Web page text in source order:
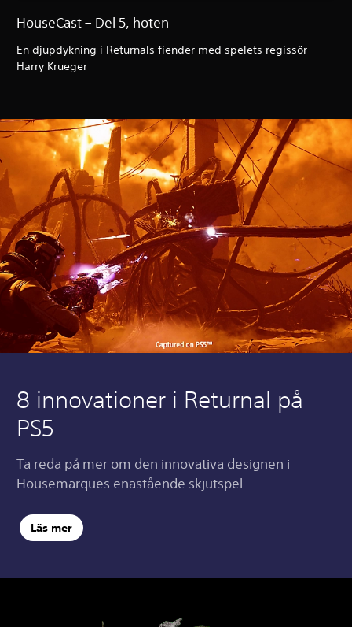
HouseCast – Del 5, hoten
En djupdykning i Returnals fiender med spelets regissör
Harry Krueger
8 innovationer i Returnal på
PS5
Ta reda på mer om den innovativa designen i
Housemarques enastående skjutspel.
Läs mer